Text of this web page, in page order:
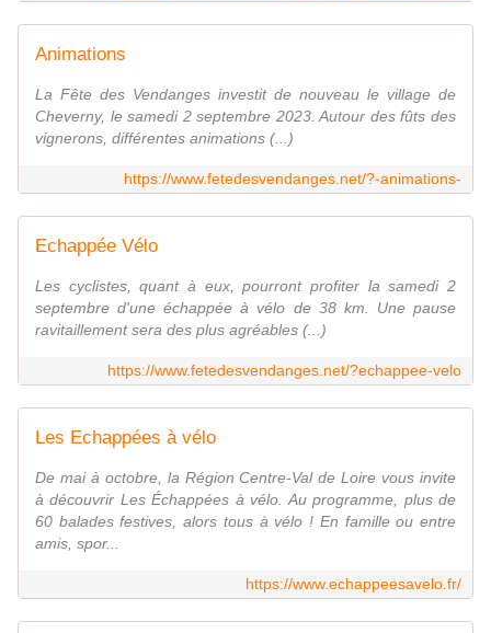
Animations
La Fête des Vendanges investit de nouveau le village de
Cheverny, le samedi 2 septembre 2023. Autour des fûts des
vignerons, différentes animations (...)
https://www.fetedesvendanges.net/?-animations-
Echappée Vélo
Les cyclistes, quant à eux, pourront profiter la samedi 2
septembre d'une échappée à vélo de 38 km. Une pause
ravitaillement sera des plus agréables (...)
https://www.fetedesvendanges.net/?echappee-velo
Les Echappées à vélo
De mai à octobre, la Région Centre-Val de Loire vous invite
à découvrir Les Échappées à vélo. Au programme, plus de
60 balades festives, alors tous à vélo ! En famille ou entre
amis, spor...
https://www.echappeesavelo.fr/